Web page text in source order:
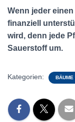
Wenn jeder
finanziell
wird, denn jede
Sauerstoff um.
Kategorien: BÄUME